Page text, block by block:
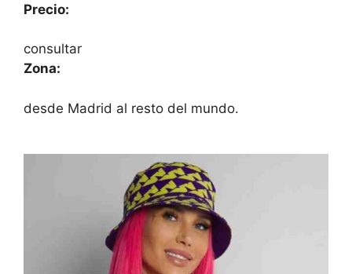
Precio:
consultar
Zona:
desde Madrid al resto del mundo.